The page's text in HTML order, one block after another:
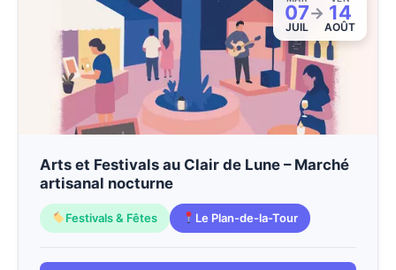
07
JUIL
→ 14
AOÛT
Arts et Festivals au Clair de Lune – Marché
artisanal nocturne
Festivals & Fêtes Le Plan-de-la-Tour